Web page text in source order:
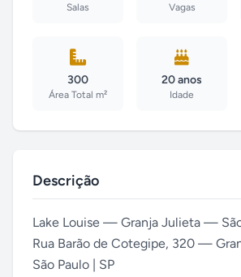
Salas Vagas
300
Área Total m²
20 anos
Idade
Descrição
Lake Louise — Granja Julieta —
Rua Barão de Cotegipe, 320 —
São Paulo | SP